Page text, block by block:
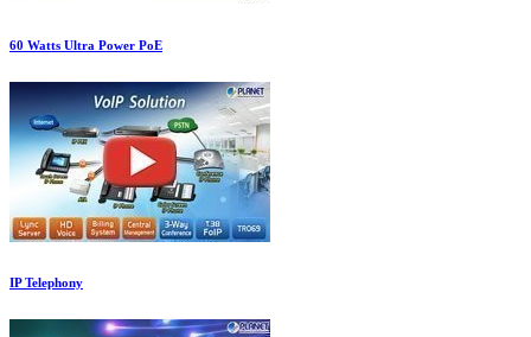
60 Watts Ultra Power PoE
IP Telephony